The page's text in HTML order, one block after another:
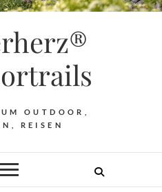
OUTDOOR,
REISEN